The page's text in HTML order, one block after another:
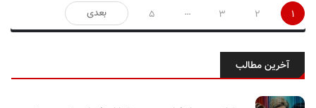
صفحه‌بندی
نوشته‌ها
1
2
3
…
5 بعدی
آخرین مطالب